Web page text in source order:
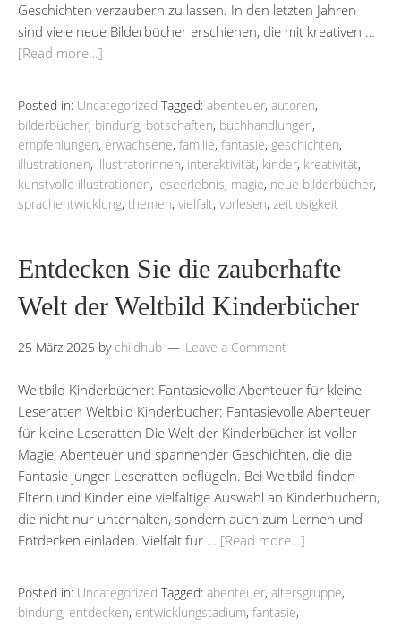
Geschichten verzaubern zu lassen. In den letzten Jahren
sind viele neue Bilderbücher erschienen, die mit kreativen …
[Read more…]
Posted in: Uncategorized Tagged: abenteuer, autoren,
bilderbücher, bindung, botschaften, buchhandlungen,
empfehlungen, erwachsene, familie, fantasie, geschichten,
illustrationen, illustratorinnen, interaktivität, kinder, kreativität,
kunstvolle illustrationen, leseerlebnis, magie, neue bilderbücher,
sprachentwicklung, themen, vielfalt, vorlesen, zeitlosigkeit
Entdecken Sie die zauberhafte
Welt der Weltbild Kinderbücher
25 März 2025 by childhub Leave a Comment
Weltbild Kinderbücher: Fantasievolle Abenteuer für kleine
Leseratten Weltbild Kinderbücher: Fantasievolle Abenteuer
für kleine Leseratten Die Welt der Kinderbücher ist voller
Magie, Abenteuer und spannender Geschichten, die die
Fantasie junger Leseratten beflügeln. Bei Weltbild finden
Eltern und Kinder eine vielfältige Auswahl an Kinderbüchern,
die nicht nur unterhalten, sondern auch zum Lernen und
Entdecken einladen. Vielfalt für … [Read more…]
Posted in: Uncategorized Tagged: abenteuer, altersgruppe,
bindung, entdecken, entwicklungstadium, fantasie,